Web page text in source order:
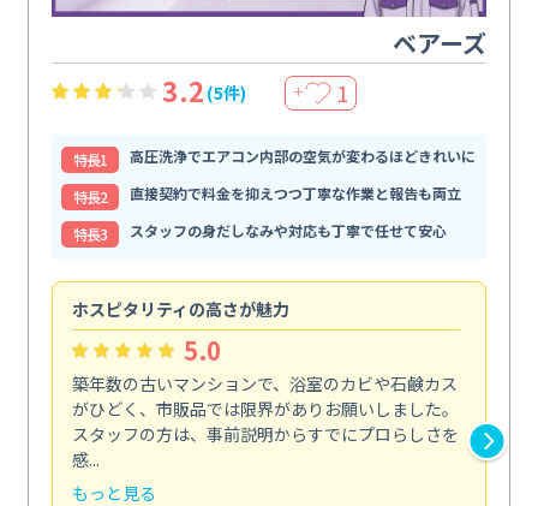
ベアーズ
3.2 (5件) ＋ 1
特⻑1
高圧洗浄でエアコン内部の空気が変わるほどきれいに
特⻑2
直接契約で料金を抑えつつ丁寧な作業と報告も両立
特⻑3
スタッフの身だしなみや対応も丁寧で任せて安心
ホスピタリティの高さが魅力
5.0
築年数の古いマンションで、浴室のカビや石鹸カス
がひどく、市販品では限界がありお願いしました。
スタッフの方は、事前説明からすでにプロらしさを
感...
もっと見る